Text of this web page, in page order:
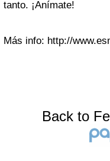
tanto. ¡Anímate!
Más info: http://
Back to